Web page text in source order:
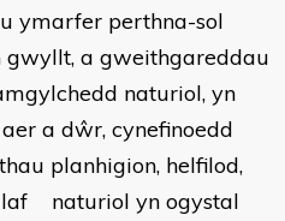
ymarfer perthna-sol
gwyllt, a gweithgareddau
naturiol, yn
a dŵr, cynefinoedd
planhigion, helfilod,
naturiol yn ogystal